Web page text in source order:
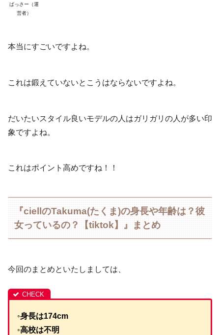
ばっさー（運
営者）
本当にすごいですよね。
これは鍛えていないとこうはならないですよね。
だいたいスタイル良いモデルの人はガリガリの人が多い印
象ですよね。
これはポイント高めですね！！
『ciellのTakuma(たくま)の身長や年齢は？彼
女っているの？【tiktok】』まとめ
今回のまとめといたしましては、
◦身長は174cm
◦高校は不明